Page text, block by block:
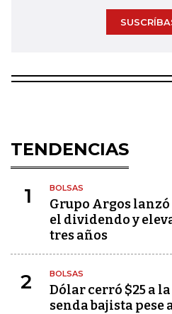
TENDENCIAS
1 BOLSAS
Grupo Argos
el dividendo y
tres años
2 BOLSAS
Dólar cerró $25 a
senda bajista pese